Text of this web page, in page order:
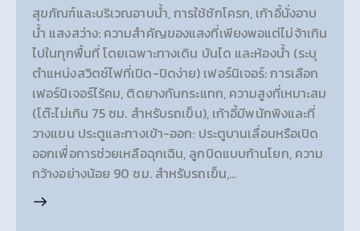
สุขภัณฑ์และบริเวณอาบน้ำ, การใช้ชักโครก, เก้าอี้นั่งอาบ
น้ำ แสงสว่าง: ความสำคัญของแสงที่เพียงพอแต่ไม่จ้าเกิน
ไปในทุกพื้นที่ โดยเฉพาะทางเดิน บันได และห้องน้ำ (ระบุ
ตำแหน่งสวิตช์ไฟที่เปิด-ปิดง่าย) เฟอร์นิเจอร์: การเลือก
เฟอร์นิเจอร์ไร้คม, ติดยางกันกระแทก, ความสูงที่เหมาะสม
(โต๊ะไม่เกิน 75 ซม. สำหรับรถเข็น), เก้าอี้มีพนักพิงและที่
วางแขน ประตูและทางเข้า-ออก: ประตูบานเลื่อนหรือเปิด
ออกเพื่อการช่วยเหลือฉุกเฉิน, ลูกบิดแบบก้านโยก, ความ
กว้างอย่างน้อย 90 ซม. สำหรับรถเข็น,…